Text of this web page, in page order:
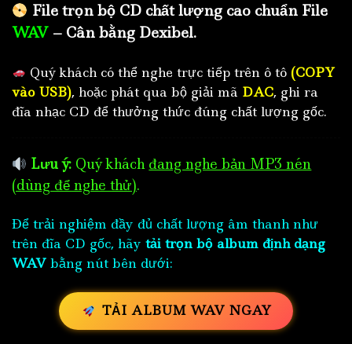
File trọn bộ CD chất lượng cao chuẩn File
WAV – Cân bằng Dexibel.
Quý khách có thể nghe trực tiếp trên ô tô (COPY
vào USB), hoặc phát qua bộ giải mã DAC, ghi ra
đĩa nhạc CD để thưởng thức đúng chất lượng gốc.
Lưu ý: Quý khách đang nghe bản MP3 nén
(dùng để nghe thử).
Để trải nghiệm đầy đủ chất lượng âm thanh như
trên đĩa CD gốc, hãy tải trọn bộ album định dạng
WAV bằng nút bên dưới:
TẢI ALBUM WAV NGAY